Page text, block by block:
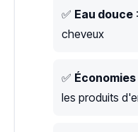
✅ Eau douce
cheveux
✅ Économies
les produits